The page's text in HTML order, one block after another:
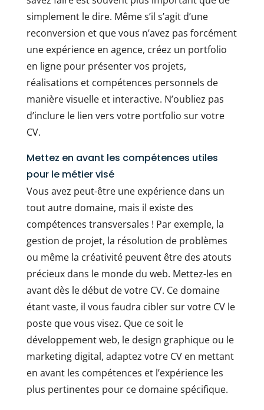
simplement le dire. Même s’il s’agit d’une
reconversion et que vous n’avez pas forcément
une expérience en agence, créez un portfolio
en ligne pour présenter vos projets,
réalisations et compétences personnels de
manière visuelle et interactive. N’oubliez pas
d’inclure le lien vers votre portfolio sur votre
CV.
Mettez en avant les compétences utiles
pour le métier visé
Vous avez peut-être une expérience dans un
tout autre domaine, mais il existe des
compétences transversales ! Par exemple, la
gestion de projet, la résolution de problèmes
ou même la créativité peuvent être des atouts
précieux dans le monde du web. Mettez-les en
avant dès le début de votre CV. Ce domaine
étant vaste, il vous faudra cibler sur votre CV le
poste que vous visez. Que ce soit le
développement web, le design graphique ou le
marketing digital, adaptez votre CV en mettant
en avant les compétences et l’expérience les
plus pertinentes pour ce domaine spécifique.